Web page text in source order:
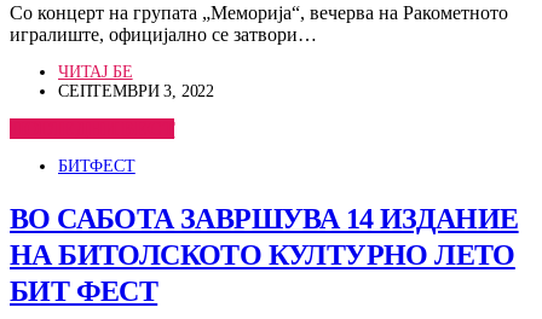
Со концерт на групата „Меморија“, вечерва на Ракометното
игралиште, официјално се затвори…
ЧИТАЈ БЕ
СЕПТЕМВРИ 3, 2022
ПОГЛЕДНИ ВЕСТ
БИТФЕСТ
ВО САБОТА ЗАВРШУВА 14 ИЗДАНИЕ
НА БИТОЛСКОТО КУЛТУРНО ЛЕТО
БИТ ФЕСТ